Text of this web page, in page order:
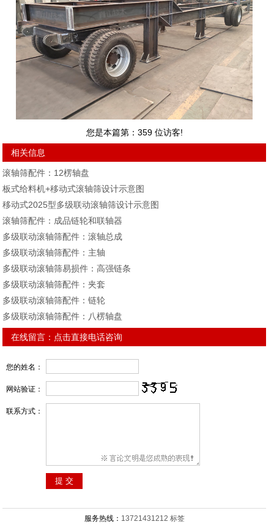
您是本篇第： 359位访客!
相关信息
滚轴筛配件：12楞轴盘
板式给料机+移动式滚轴筛设计示意图
移动式2025型多级联动滚轴筛设计示意图
滚轴筛配件：成品链轮和联轴器
多级联动滚轴筛配件：滚轴总成
多级联动滚轴筛配件：主轴
多级联动滚轴筛易损件：高强链条
多级联动滚轴筛配件：夹套
多级联动滚轴筛配件：链轮
多级联动滚轴筛配件：八楞轴盘
在线留言： 点击直接电话咨询
您的姓名：
网站验证：
联系方式：
服务热线： 13721431212 标签